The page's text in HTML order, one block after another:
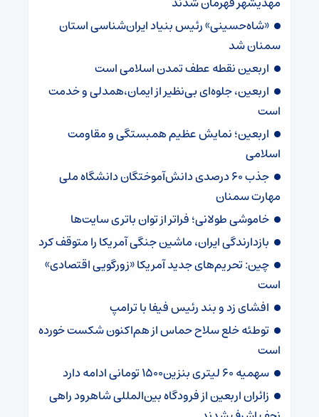
«شاه‌حسینی» رئیس بنیاد ایران‌شناسی استان
سمنان شد
اربعین نقطه عطف تمدن اسلامی است
اربعین، جلوه‌ای بی‌نظیر از ایمان،همدلی و خدمت
است
اربعین؛ نمایش عظیم همبستگی و مقاومت
اسلامی
جذب ۶۰ درصدی دانش‌آموختگان دانشگاه ملی
مهارت سمنان
خاموشی طولانی؛ فراتر از توان باتری سایت‌ها
بازدارندگی ایران، ماشین جنگی آمریکا را متوقف کرد
چین: تحریم‌های جدید آمریکا «زورگویی اقتصادی»
است
افشای زد و بند رئیس فیفا با ترامپ
توطئه خلع سلاح حماس از هم‌اکنون شکست خورده
است
سهمیه ۶۰ لیتری بنزین۱۵۰۰ تومانی ادامه دارد
زائران اربعین از فرودگاه بین‌المللی شاهرود راهی